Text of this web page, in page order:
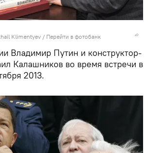
Klimentyev / Перейти в фотобанк
Владимир Путин и конструктор-
Калашников во время встречи в
2013.